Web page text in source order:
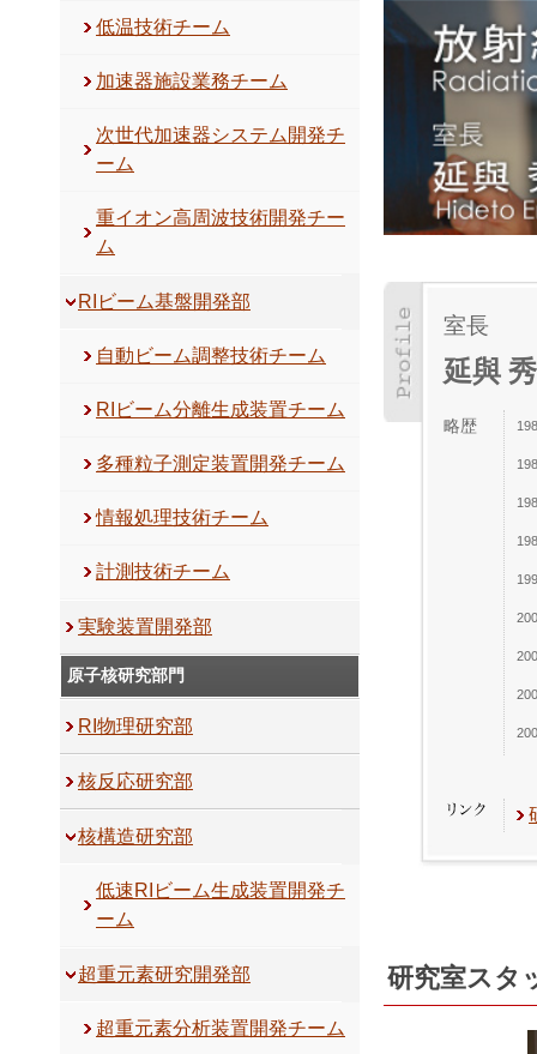
低温技術チーム
加速器施設業務チーム
次世代加速器システム開発チ
ーム
重イオン高周波技術開発チー
ム
RIビーム基盤開発部
自動ビーム調整技術チーム
RIビーム分離生成装置チーム
多種粒子測定装置開発チーム
情報処理技術チーム
計測技術チーム
実験装置開発部
原子核研究部門
RI物理研究部
核反応研究部
核構造研究部
低速RIビーム生成装置開発チ
ーム
超重元素研究開発部
超重元素分析装置開発チーム
室長
延與
略歴
研究室スタ